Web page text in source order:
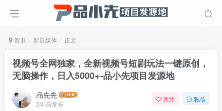
首页 新自媒体 正文
视频号全网独家，全新视频号短剧玩法一键原创，
无脑操作，日入5000+-品小先项目发源地
品先先
2年前发布
关注 私信